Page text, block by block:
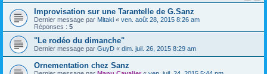
Improvisation sur une Tarantelle de G.Sanz
Dernier message par Mitaki « ven. août 28, 2015 8:26 am
Réponses : 5
"Le rodéo du dimanche"
Dernier message par GuyD « dim. juil. 26, 2015 8:29 am
Ornementation chez Sanz